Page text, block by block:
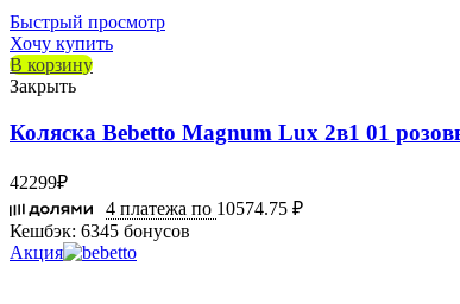
Быстрый просмотр
Хочу купить
В корзину
Закрыть
Коляска Bebetto Magnum Lux 2в1 01
42299₽
4 платежа по 10574.75 ₽
Кешбэк: 6345 бонусов
Акция